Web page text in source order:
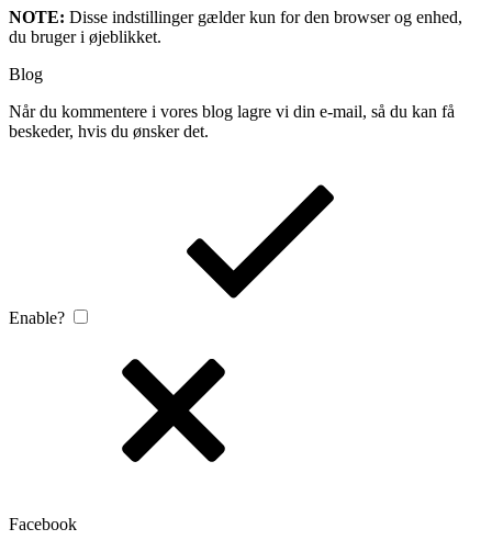
NOTE: Disse indstillinger gælder kun for den browser og enhed,
du bruger i øjeblikket.
Blog
Når du kommentere i vores blog lagre vi din e-mail, så du kan få
beskeder, hvis du ønsker det.
Enable?
Facebook